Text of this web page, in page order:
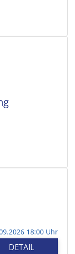
18:00 Uhr
DETAIL